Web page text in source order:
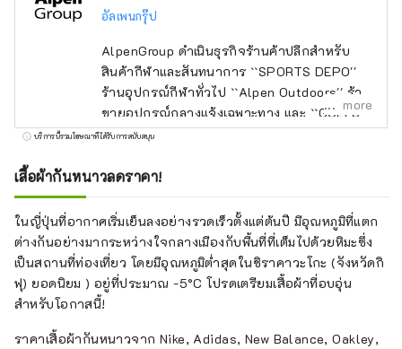
อัลเพนกรุ๊ป
AlpenGroup ดำเนินธุรกิจร้านค้าปลีกสำหรับ
สินค้ากีฬาและสันทนาการ ``SPORTS DEPO''
ร้านอุปกรณ์กีฬาทั่วไป ``Alpen Outdoors'' ร้าน
ขายอุปกรณ์กลางแจ้งเฉพาะทาง และ ``GOLF5''
ร้านขายอุปกรณ์กอล์ฟเฉพาะทาง เปิดให้บริการ
กีฬาชื่อดังรวมถึง เครื่องแต่งกายและรองเท้าที่ทัน
สมัยเรานำเสนอผลิตภัณฑ์และบริการที่หลาก
หลายที่จะตอบสนองผู้ที่ชื่นชอบกีฬาทุกคน
more
บริการนี้รวมโฆษณาที่ได้รับการสนับสนุน
เสื้อผ้ากันหนาวลดราคา!
ในญี่ปุ่นที่อากาศเริ่มเย็นลงอย่างรวดเร็วตั้งแต่ต้นปี มีอุณหภูมิที่แตก
ต่างกันอย่างมากระหว่างใจกลางเมืองกับพื้นที่ที่เต็มไปด้วยหิมะซึ่ง
เป็นสถานที่ท่องเที่ยว โดยมีอุณหภูมิต่ำสุดในชิราคาวะโกะ (จังหวัดกิ
ฟุ) ยอดนิยม ) อยู่ที่ประมาณ -5°C โปรดเตรียมเสื้อผ้าที่อบอุ่น
สำหรับโอกาสนี้!
ราคาเสื้อผ้ากันหนาวจาก Nike, Adidas, New Balance, Oakley,